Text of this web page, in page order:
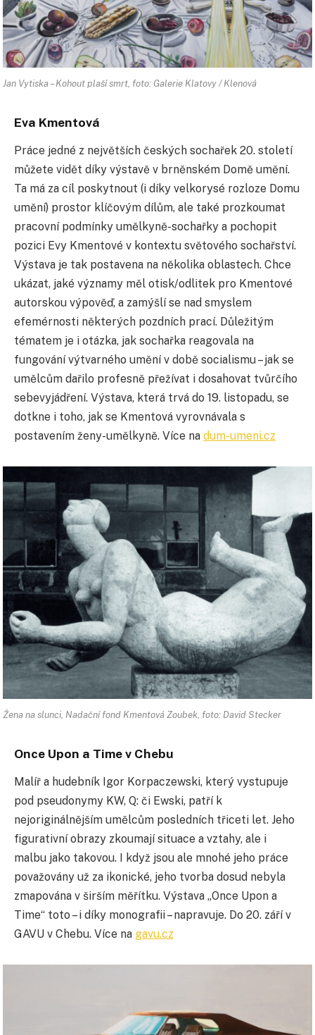
Jan Vytiska – Kohout plaší smrt, foto: Galerie Klatovy / Klenová
Eva Kmentová
Práce jedné z největších českých sochařek 20. století
můžete vidět díky výstavě v brněnském Domě umění.
Ta má za cíl poskytnout (i díky velkorysé rozloze Domu
umění) prostor klíčovým dílům, ale také prozkoumat
pracovní podmínky umělkyně-sochařky a pochopit
pozici Evy Kmentové v kontextu světového sochařství.
Výstava je tak postavena na několika oblastech. Chce
ukázat, jaké významy měl otisk/odlitek pro Kmentové
autorskou výpověď, a zamýšlí se nad smyslem
efemérnosti některých pozdních prací. Důležitým
tématem je i otázka, jak sochařka reagovala na
fungování výtvarného umění v době socialismu – jak se
umělcům dařilo profesně přežívat i dosahovat tvůrčího
sebevyjádření. Výstava, která trvá do 19. listopadu, se
dotkne i toho, jak se Kmentová vyrovnávala s
postavením ženy-umělkyně. Více na dum-umeni.cz
Žena na slunci, Nadační fond Kmentová Zoubek, foto: David Stecker
Once Upon a Time v Chebu
Malíř a hudebník Igor Korpaczewski, který vystupuje
pod pseudonymy KW, Q: či Ewski, patří k
nejoriginálnějším umělcům posledních třiceti let. Jeho
figurativní obrazy zkoumají situace a vztahy, ale i
malbu jako takovou. I když jsou ale mnohé jeho práce
považovány už za ikonické, jeho tvorba dosud nebyla
zmapována v širším měřítku. Výstava „Once Upon a
Time“ toto – i díky monografii – napravuje. Do 20. září v
GAVU v Chebu. Více na gavu.cz